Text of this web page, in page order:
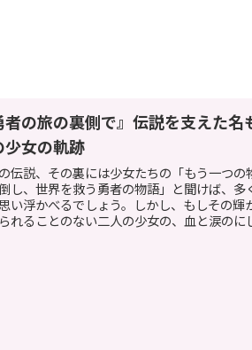
者の旅の裏側で』伝説を支えた名
少女の軌跡
伝説、その裏には少女たちの「もう一つの
し、世界を救う勇者の物語」と聞けば、多
い浮かべるでしょう。しかし、もしその輝
れることのない二人の少女の、血と涙のに